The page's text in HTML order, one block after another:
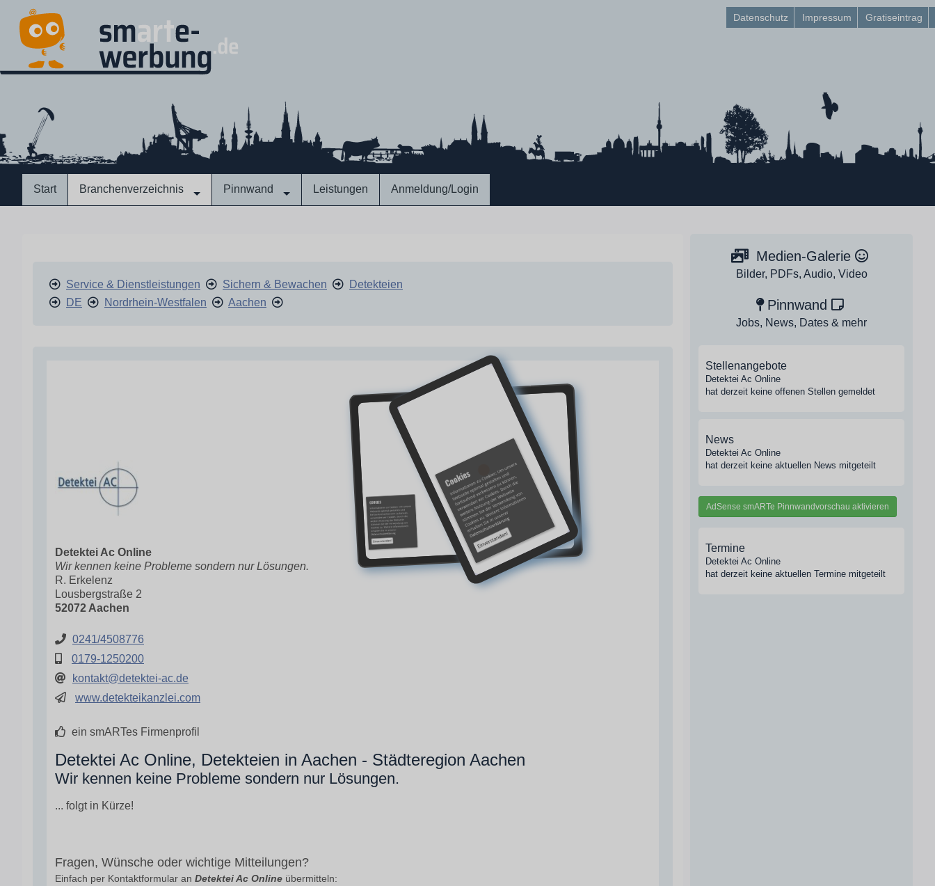
Datenschutz Impressum Gratiseintrag
Start Branchenverzeichnis Pinnwand Leistungen Anmeldung/Login
Service & Dienstleistungen Sichern & Bewachen
Detekteien
DE
Nordrhein-Westfalen Aachen
Detektei Ac Online
Wir kennen keine Probleme sondern nur Lösungen.
R. Erkelenz
Lousbergstraße 2
52072 Aachen
0241/4508776
0179-1250200
kontakt@detektei-ac.de
www.detekteikanzlei.com
ein smARTes Firmenprofil
Detektei Ac Online, Detekteien in Aachen - Städteregion Aachen
Wir kennen keine Probleme sondern nur Lösungen.
... folgt in Kürze!
Fragen, Wünsche oder wichtige Mitteilungen?
Einfach per Kontaktformular an Detektei Ac Online übermitteln:
Medien-Galerie
Bilder, PDFs, Audio, Video
Pinnwand
Jobs, News, Dates & mehr
Stellenangebote
Detektei Ac Online
hat derzeit keine offenen Stellen gemeldet
News
Detektei Ac Online
hat derzeit keine aktuellen News mitgeteilt
AdSense smARTe Pinnwandvorschau aktivieren
Termine
Detektei Ac Online
hat derzeit keine aktuellen Termine mitgeteilt